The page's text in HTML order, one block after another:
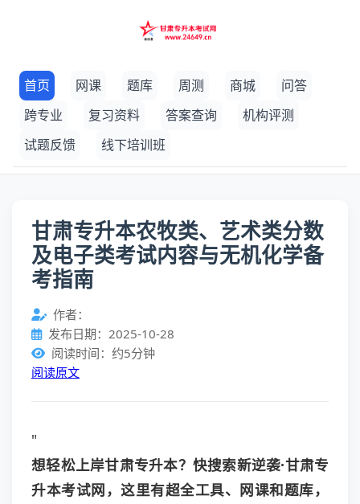
首页 网课 题库 周测 商城
问答
跨专业
复习资料 答案查询
机构评测
试题反馈
线下培训班
甘肃专升本农牧类、艺术类分数
及电子类考试内容与无机化学备
考指南
作者：
发布日期：2025-10-28
阅读时间：约5分钟
阅读原文
"
想轻松上岸甘肃专升本？快搜索新逆袭·甘肃专
升本考试网，这里有超全工具、网课和题库，